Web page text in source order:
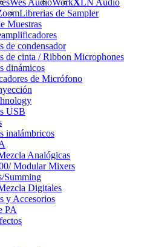
Librerias de Sampler
Muestras
de condensador
de cinta / Ribbon Microphones
dinámicos
de Micrófono
USB
inalámbricos
Analógicas
Modular Mixers
Summing
Digitales
y Accesorios
PA